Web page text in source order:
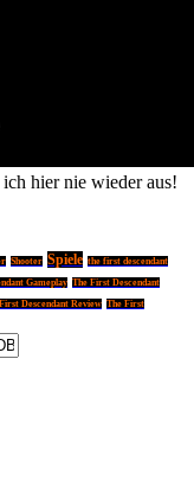
hier nie wieder aus!
Shooter Spiele the first descendant
Gameplay The First Descendant
Descendant Review The First